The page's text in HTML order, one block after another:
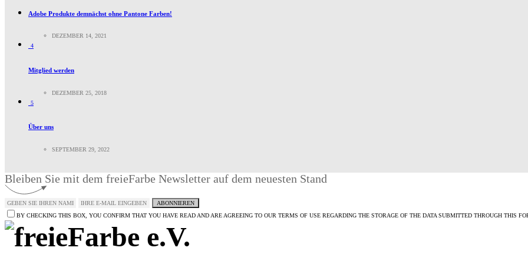
Adobe Produkte demnächst ohne Pantone Farben!
DEZEMBER 14, 2021
4
Mitglied werden
DEZEMBER 25, 2018
5
Über uns
SEPTEMBER 29, 2022
Bleiben Sie mit dem freieFarbe Newsletter auf dem neuesten Stand
ABONNIEREN
BY CHECKING THIS BOX, YOU CONFIRM THAT YOU HAVE READ AND ARE AGREEING TO OUR TERMS OF USE REGARDING THE STORAGE OF THE DATA SUBMITTED THROUGH THIS